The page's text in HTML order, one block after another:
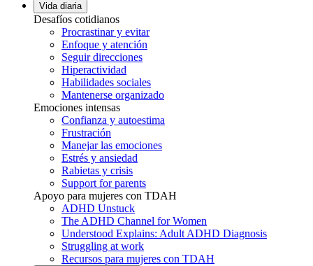
Vida diaria
Desafíos cotidianos
Procrastinar y evitar
Enfoque y atención
Seguir direcciones
Hiperactividad
Habilidades sociales
Mantenerse organizado
Emociones intensas
Confianza y autoestima
Frustración
Manejar las emociones
Estrés y ansiedad
Rabietas y crisis
Support for parents
Apoyo para mujeres con TDAH
ADHD Unstuck
The ADHD Channel for Women
Understood Explains: Adult ADHD Diagnosis
Struggling at work
Recursos para mujeres con TDAH